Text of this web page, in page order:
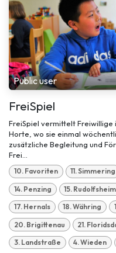
Public user
FreiSpiel
FreiSpiel vermittelt Freiwillige
Horte, wo sie einmal
zusätzliche Begleitung und
Frei...
10. Favoriten 11. Simmering
14. Penzing 15.
17. Hernals 18. Währing
20. Brigittenau 21.
3. Landstraße 4. Wieden